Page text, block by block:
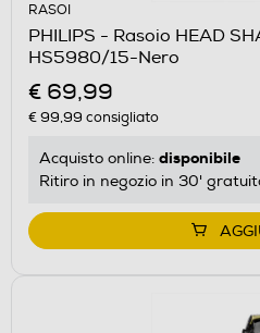
RASOI
PHILIPS - Rasoio HEAD
HS5980/15-Nero
€ 69,99
€ 99,99 consigliato
Acquisto online: disponibile
Ritiro in negozio in 30'